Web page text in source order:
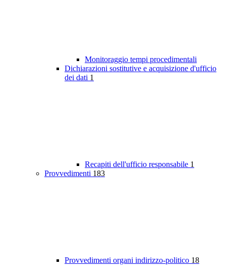
Monitoraggio tempi procedimentali
Dichiarazioni sostitutive e acquisizione d'ufficio
dei dati 1
Recapiti dell'ufficio responsabile 1
Provvedimenti 183
Provvedimenti organi indirizzo-politico 18